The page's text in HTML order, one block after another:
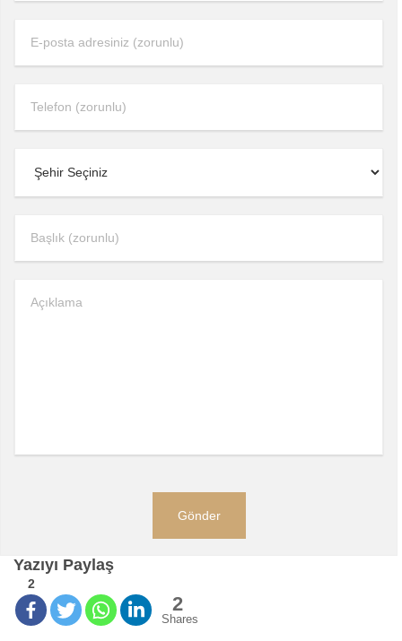
Yazıyı Paylaş
2
2
Shares